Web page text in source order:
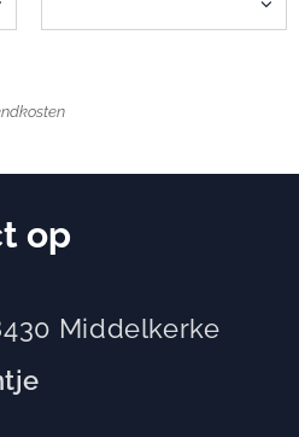
op
Middelkerke